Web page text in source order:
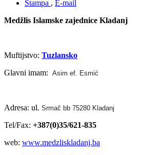
Štampa , E-mail
Medžlis Islamske zajednice Kladanj
Muftijstvo: Tuzlansko
Glavni imam: Asim ef. Esmić
Adresa: ul. Srmač bb 75280 Kladanj
Tel/Fax: +387(0)35/621-835
web: www.medzliskladanj.ba